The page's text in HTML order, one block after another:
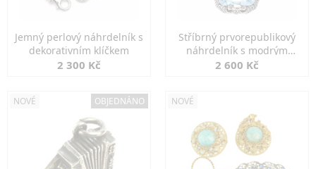
Jemný perlový náhrdelník s
dekorativním klíčkem
2 300 Kč
Stříbrný prvorepublikový
náhrdelník s modrým
spinelem
2 600 Kč
NOVÉ OBJEDNÁNO NOVÉ